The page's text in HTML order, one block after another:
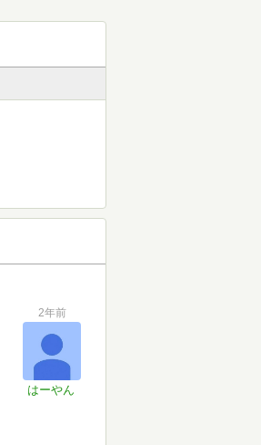
2年前
はーやん